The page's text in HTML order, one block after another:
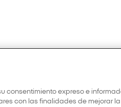
consentimiento expreso e
con las finalidades de mejorar la